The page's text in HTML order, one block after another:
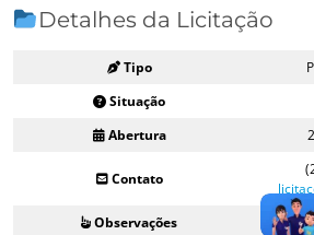
Detalhes da Licitação
Tipo
Situação
Abertura
Contato
Observações